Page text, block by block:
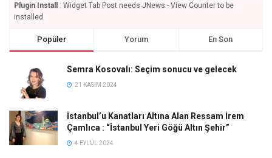
Plugin Install
: Widget Tab Post needs JNews - View Counter to be
installed
Popüler Yorum En Son
Semra Kosovalı: Seçim sonucu ve gelecek
21 KASIM 2024
İstanbul’u Kanatları Altına Alan Ressam İrem
Çamlıca : “İstanbul Yeri Göğü Altın Şehir”
4 EYLÜL 2024